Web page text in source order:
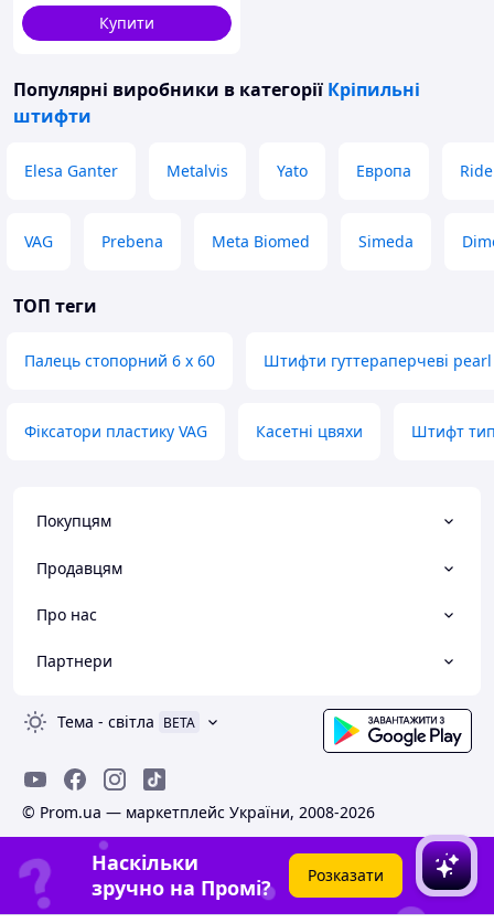
Купити
Популярні виробники в категорії Кріпильні
штифти
Elesa Ganter Metalvis Yato Европа
VAG Prebena Meta Biomed Simeda
ТОП теги
Палець стопорний 6 х 60 Штифти гуттераперчеві
Фіксатори пластику VAG Касетні цвяхи Штифт
Покупцям
Продавцям
Про нас
Партнери
Тема - світла BETA
© Prom.ua — маркетплейс України, 2008-2026
Наскільки
зручно на Промі?
Розказати